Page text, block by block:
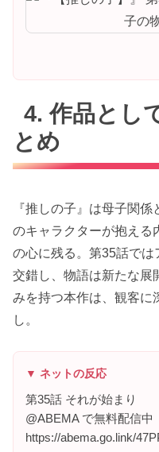
4. 作品とし
とめ
『推しの子』は母子関
のキャラクターが抱える
の心に残る。第35話で
交錯し、物語は新たな展
みを持つ本作は、観客に
し。
▼ ネットの反応
第35話 それが始まり
@ABEMA で無料配信中
https://abema.go.link/